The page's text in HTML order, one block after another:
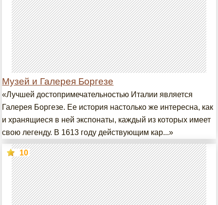
Музей и Галерея Боргезе
«Лучшей достопримечательностью Италии является
Галерея Боргезе. Ее история настолько же интересна, как
и хранящиеся в ней экспонаты, каждый из которых имеет
свою легенду. В 1613 году действующим кар...»
10